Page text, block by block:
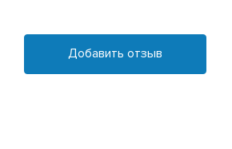
Добавить отзыв